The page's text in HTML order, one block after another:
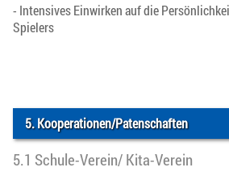
- Intensives Einwirken auf die
Spielers
5. Kooperationen/Patenschaften
5.1 Schule-Verein/ Kita-Verein